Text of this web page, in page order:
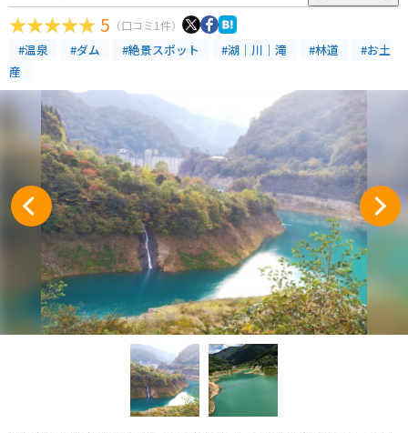
5 （口コミ1件）
#温泉 #ダム #絶景スポット #湖｜川｜滝 #林道
#お土
産